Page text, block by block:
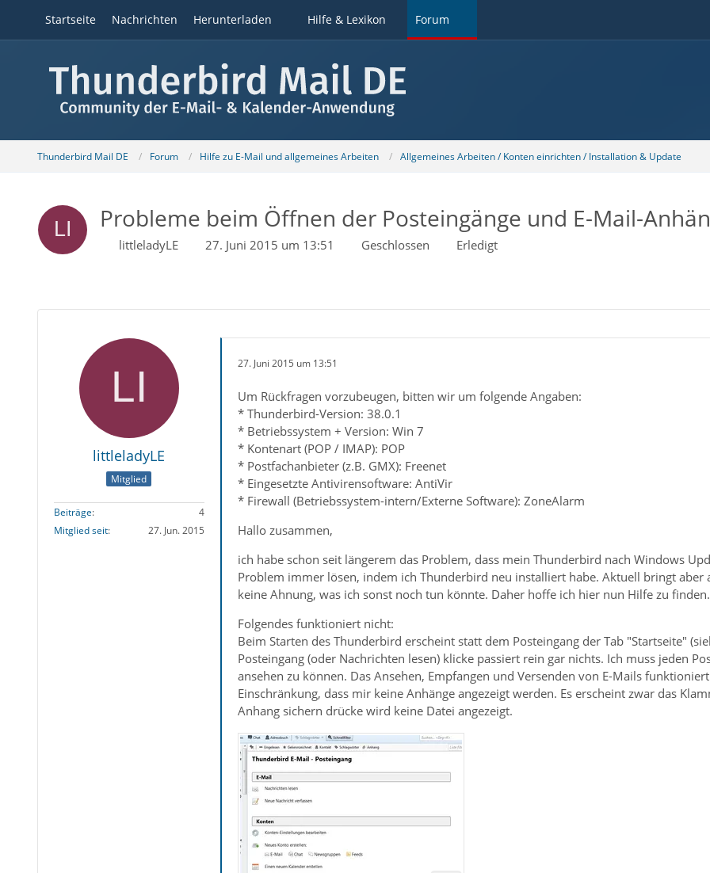
Startseite Nachrichten Herunterladen Hilfe & Lexikon Forum
Thunderbird Mail DE Forum Hilfe zu E-Mail und allgemeines Arbeiten Allgemeines Arbeiten / Konten einrichten / Installation & Update
Probleme beim Öffnen der Posteingänge und E-Mail-
littleladyLE 27. Juni 2015 um 13:51 Geschlossen Erledigt
littleladyLE
Mitglied
Beiträge
4
Mitglied seit
27. Jun. 2015
27. Juni 2015 um 13:51
Um Rückfragen vorzubeugen, bitten wir um folgende Angaben:
* Thunderbird-Version: 38.0.1
* Betriebssystem + Version: Win 7
* Kontenart (POP / IMAP): POP
* Postfachanbieter (z.B. GMX): Freenet
* Eingesetzte Antivirensoftware: AntiVir
* Firewall (Betriebssystem-intern/Externe Software): ZoneAlarm
Hallo zusammen,
ich habe schon seit längerem das Problem, dass mein Thunderbird nach Windows
Problem immer lösen, indem ich Thunderbird neu installiert habe. Aktuell bringt
keine Ahnung, was ich sonst noch tun könnte. Daher hoffe ich hier nun Hilfe zu finden.
Folgendes funktioniert nicht:
Beim Starten des Thunderbird erscheint statt dem Posteingang der Tab "Startseite"
Posteingang (oder Nachrichten lesen) klicke passiert rein gar nichts. Ich muss jeden
ansehen zu können. Das Ansehen, Empfangen und Versenden von E-Mails
Einschränkung, dass mir keine Anhänge angezeigt werden. Es erscheint zwar das
Anhang sichern drücke wird keine Datei angezeigt.